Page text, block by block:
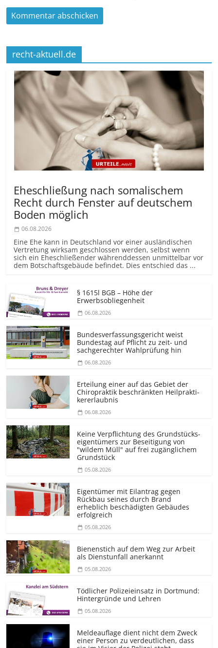
recht-aktuell.de
Eheschließung nach somalischem
Recht durch Fenster auf deutschem
Boden möglich
06.08.2026
Eine Ehe kann in Deutschland vor einer ausländischen
Vertretung wirksam geschlossen werden, selbst wenn
sich ein Eheschließender währenddessen unmittelbar vor
dem Botschaftsgebäude befindet. Dies entschied das ...
§ 1615l BGB – Höhe der
Erwerbsobliegenheit
06.08.2026
Bundesver­fassungsgericht weist
Bundestag auf Pflicht zu zeit- und
sachgerechter Wahlprüfung hin
06.08.2026
Erteilung einer auf das Gebiet der
Chiropraktik beschränkten Heilprakti­
kererlaubnis
06.08.2026
Keine Verpflichtung des Grundstücks­
eigentümers zur Beseitigung von
"wildem Müll" auf frei zugänglichem
Grundstück
05.08.2026
Eigentümer mit Eilantrag gegen
Rückbau seines durch Brand
erheblich beschädigten Gebäudes
erfolgreich
05.08.2026
Bienenstich auf dem Weg zur Arbeit
als Dienstunfall anerkannt
05.08.2026
Tödlicher Polizeieinsatz in Dortmund:
Hintergründe und Lehren
05.08.2026
Meldeauflage dient nicht dem Zweck
einer Person zu verdeutlichen, dass